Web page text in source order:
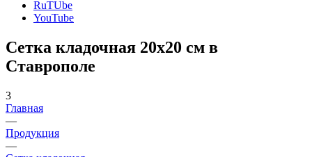
RuTUbe
YouTube
Сетка кладочная 20x20 см в
Ставрополе
3
Главная
—
Продукция
—